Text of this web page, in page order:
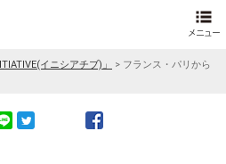
イニシアチブ)」 > フランス・パリから